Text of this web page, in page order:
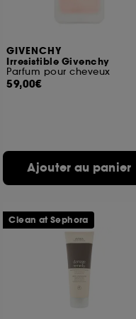
GIVENCHY
Irresistible Givenchy
Parfum pour cheveux
59,00€
Ajouter au panier
Clean at Sephora
pouvez
de ces cookies
navigation collectées
finalités acceptées,
collectées ou
ou en magasin. Pour
sur "continuer sans
utilisés, cliquezici.